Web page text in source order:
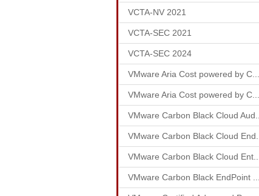
VCTA-NV 2021
VCTA-SEC 2021
VCTA-SEC 2024
VMware Aria Cost powered by C...
VMware Aria Cost powered by C...
VMware Carbon Black Cloud Aud...
VMware Carbon Black Cloud End...
VMware Carbon Black Cloud Ent...
VMware Carbon Black EndPoint ...